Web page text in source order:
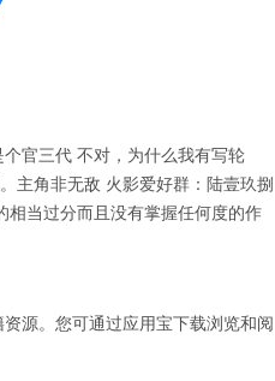
官三代 不对，为什么我有写轮
主角非无敌 火影爱好群：陆壹玖捌
当过分而且没有掌握任何度的作
源。您可通过应用宝下载浏览和阅